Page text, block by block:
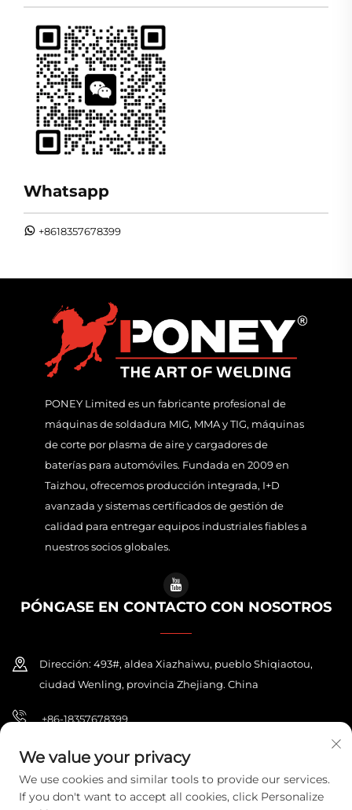
Whatsapp
+8618357678399
PONEY Limited es un fabricante profesional de
máquinas de soldadura MIG, MMA y TIG, máquinas
de corte por plasma de aire y cargadores de
baterías para automóviles. Fundada en 2009 en
Taizhou, ofrecemos producción integrada, I+D
avanzada y sistemas certificados de gestión de
calidad para entregar equipos industriales fiables a
nuestros socios globales.
PÓNGASE EN CONTACTO CON NOSOTROS
Dirección: 493#, aldea Xiazhaiwu, pueblo Shiqiaotou,
ciudad Wenling, provincia Zhejiang. China
+86-18357678399
sales@chinaponey.com
We value your privacy
We use cookies and similar tools to provide our services.
If you don't want to accept all cookies, click Personalize